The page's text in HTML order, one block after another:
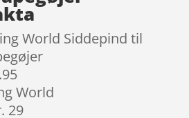
World Siddepind til
World
29